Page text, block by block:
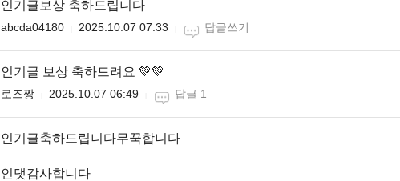
인기글보상 축하드립니다
abcda04180 2025.10.07 07:33 답글쓰기
인기글 보상 축하드려요 💚💚
로즈짱 2025.10.07 06:49 답글 1
인기글축하드립니다무꾹합니다
인댓감사합니다